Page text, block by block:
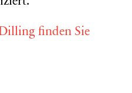
finden Sie